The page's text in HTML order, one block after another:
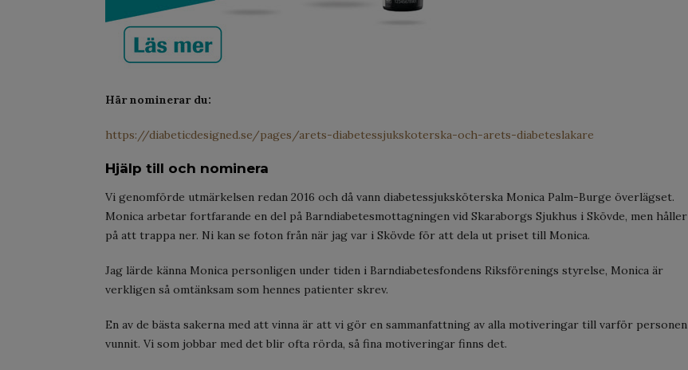
Här nominerar du:
https://diabeticdesigned.se/pages/arets-diabetessjukskoterska-och-arets-diabeteslakare
Hjälp till och nominera
Vi genomförde utmärkelsen redan 2016 och då vann diabetessjuksköterska Monica Palm-Burge överlägset.
Monica arbetar fortfarande en del på Barndiabetesmottagningen vid Skaraborgs Sjukhus i Skövde, men håller
på att trappa ner. Ni kan se foton från när jag var i Skövde för att dela ut priset till Monica.
Jag lärde känna Monica personligen under tiden i Barndiabetesfondens Riksförenings styrelse, Monica är
verkligen så omtänksam som hennes patienter skrev.
En av de bästa sakerna med att vinna är att vi gör en sammanfattning av alla motiveringar till varför personen
vunnit. Vi som jobbar med det blir ofta rörda, så fina motiveringar finns det.